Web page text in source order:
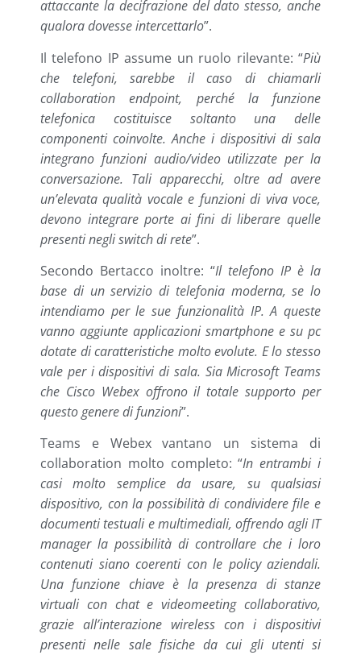
attaccante la decifrazione del dato stesso, anche
qualora dovesse intercettarlo”.
Il telefono IP assume un ruolo rilevante: “Più
che telefoni, sarebbe il caso di chiamarli
collaboration endpoint, perché la funzione
telefonica costituisce soltanto una delle
componenti coinvolte. Anche i dispositivi di sala
integrano funzioni audio/video utilizzate per la
conversazione. Tali apparecchi, oltre ad avere
un’elevata qualità vocale e funzioni di viva voce,
devono integrare porte ai fini di liberare quelle
presenti negli switch di rete”.
Secondo Bertacco inoltre: “Il telefono IP è la
base di un servizio di telefonia moderna, se lo
intendiamo per le sue funzionalità IP. A queste
vanno aggiunte applicazioni smartphone e su pc
dotate di caratteristiche molto evolute. E lo stesso
vale per i dispositivi di sala. Sia Microsoft Teams
che Cisco Webex offrono il totale supporto per
questo genere di funzioni”.
Teams e Webex vantano un sistema di
collaboration molto completo: “In entrambi i
casi molto semplice da usare, su qualsiasi
dispositivo, con la possibilità di condividere file e
documenti testuali e multimediali, offrendo agli IT
manager la possibilità di controllare che i loro
contenuti siano coerenti con le policy aziendali.
Una funzione chiave è la presenza di stanze
virtuali con chat e videomeeting collaborativo,
grazie all’interazione wireless con i dispositivi
presenti nelle sale fisiche da cui gli utenti si